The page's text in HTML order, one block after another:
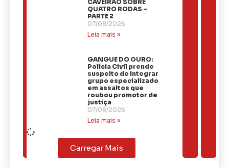
CAVEIRÃO SOBRE
QUATRO RODAS –
PARTE 2
07/08/2026
Leia mais »
GANGUE DO OURO:
Polícia Civil prende
suspeito de integrar
grupo especializado
em assaltos que
roubou promotor de
justiça
07/08/2026
Leia mais »
Carregar Mais